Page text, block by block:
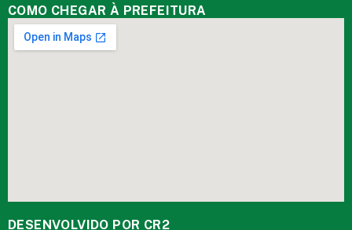
COMO CHEGAR À PREFEITURA
DESENVOLVIDO POR CR2